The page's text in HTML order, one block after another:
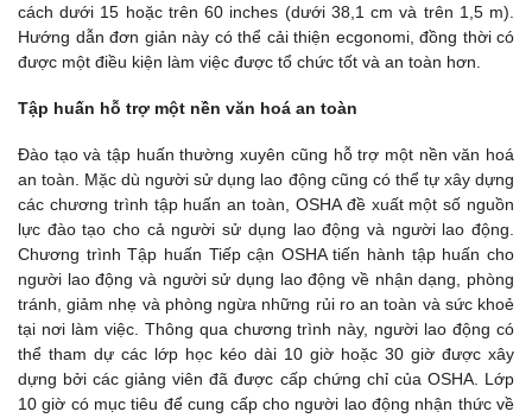
cách dưới 15 hoặc trên 60 inches (dưới 38,1 cm và trên 1,5 m).
Hướng dẫn đơn giản này có thể cải thiện ecgonomi, đồng thời có
được một điều kiện làm việc được tổ chức tốt và an toàn hơn.
Tập huấn hỗ trợ một nền văn hoá an toàn
Đào tạo và tập huấn thường xuyên cũng hỗ trợ một nền văn hoá
an toàn. Mặc dù người sử dụng lao động cũng có thể tự xây dựng
các chương trình tập huấn an toàn, OSHA đề xuất một số nguồn
lực đào tạo cho cả người sử dụng lao động và người lao động.
Chương trình Tập huấn Tiếp cận OSHA tiến hành tập huấn cho
người lao động và người sử dụng lao động về nhận dạng, phòng
tránh, giảm nhẹ và phòng ngừa những rủi ro an toàn và sức khoẻ
tại nơi làm việc. Thông qua chương trình này, người lao động có
thể tham dự các lớp học kéo dài 10 giờ hoặc 30 giờ được xây
dựng bởi các giảng viên đã được cấp chứng chỉ của OSHA. Lớp
10 giờ có mục tiêu để cung cấp cho người lao động nhận thức về